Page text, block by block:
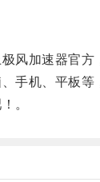
加速器官方
机、平板等
。